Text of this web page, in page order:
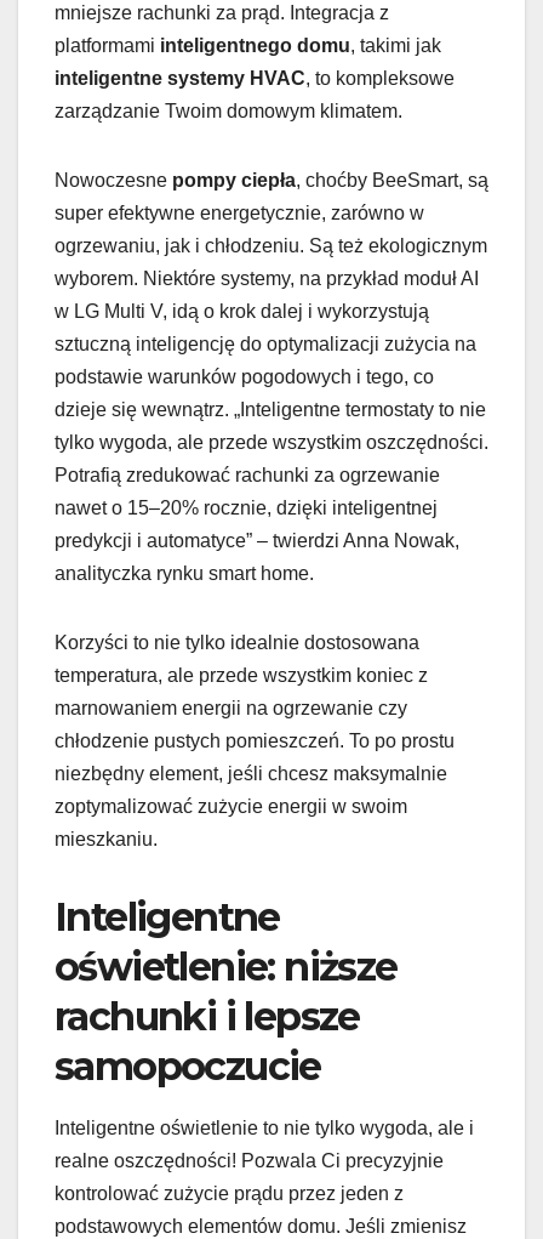
mniejsze rachunki za prąd. Integracja z
platformami inteligentnego domu, takimi jak
inteligentne systemy HVAC, to kompleksowe
zarządzanie Twoim domowym klimatem.
Nowoczesne pompy ciepła, choćby BeeSmart, są
super efektywne energetycznie, zarówno w
ogrzewaniu, jak i chłodzeniu. Są też ekologicznym
wyborem. Niektóre systemy, na przykład moduł AI
w LG Multi V, idą o krok dalej i wykorzystują
sztuczną inteligencję do optymalizacji zużycia na
podstawie warunków pogodowych i tego, co
dzieje się wewnątrz. „Inteligentne termostaty to nie
tylko wygoda, ale przede wszystkim oszczędności.
Potrafią zredukować rachunki za ogrzewanie
nawet o 15–20% rocznie, dzięki inteligentnej
predykcji i automatyce” – twierdzi Anna Nowak,
analityczka rynku smart home.
Korzyści to nie tylko idealnie dostosowana
temperatura, ale przede wszystkim koniec z
marnowaniem energii na ogrzewanie czy
chłodzenie pustych pomieszczeń. To po prostu
niezbędny element, jeśli chcesz maksymalnie
zoptymalizować zużycie energii w swoim
mieszkaniu.
Inteligentne
oświetlenie: niższe
rachunki i lepsze
samopoczucie
Inteligentne oświetlenie to nie tylko wygoda, ale i
realne oszczędności! Pozwala Ci precyzyjnie
kontrolować zużycie prądu przez jeden z
podstawowych elementów domu. Jeśli zmienisz